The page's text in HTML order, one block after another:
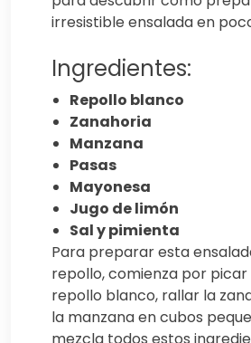
irresistible ensalada en
Ingredientes:
Repollo blanco
Zanahoria
Manzana
Pasas
Mayonesa
Jugo de limón
Sal y pimienta
Para preparar esta
repollo, comienza por
repollo blanco, rallar la
la manzana en cubos
mezcla todos estos